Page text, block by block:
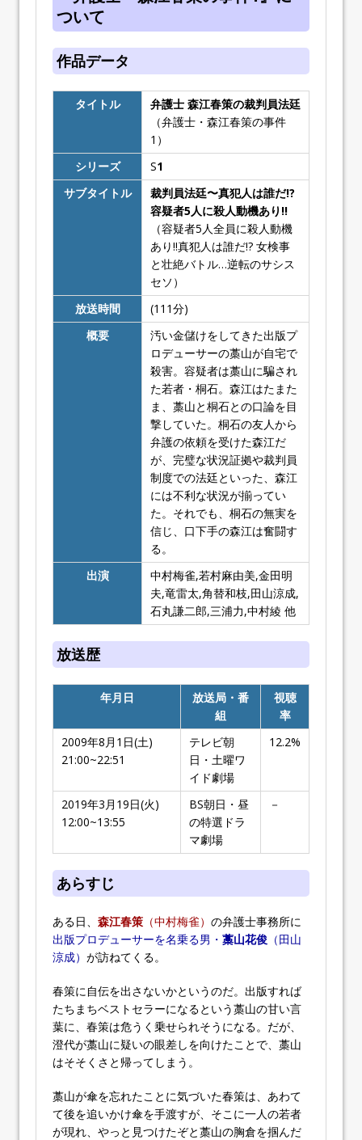
ついて
作品データ
タイトル
弁護士 森江春策の裁判員法廷
（弁護士・森江春策の事件
1）
シリーズ
S1
サブタイトル
裁判員法廷〜真犯人は誰だ!?
容疑者5人に殺人動機あり!!
（容疑者5人全員に殺人動機
あり!!真犯人は誰だ!? 女検事
と壮絶バトル…逆転のサシス
セソ）
放送時間
(111分)
概要
汚い金儲けをしてきた出版プ
ロデューサーの藁山が自宅で
殺害。容疑者は藁山に騙され
た若者・桐石。森江はたまた
ま、藁山と桐石との口論を目
撃していた。桐石の友人から
弁護の依頼を受けた森江だ
が、完璧な状況証拠や裁判員
制度での法廷といった、森江
には不利な状況が揃ってい
た。それでも、桐石の無実を
信じ、口下手の森江は奮闘す
る。
出演
中村梅雀,若村麻由美,金田明
夫,竜雷太,角替和枝,田山涼成,
石丸謙二郎,三浦力,中村綾 他
放送歴
年月日
放送局・番
組
視聴
率
2009年8月1日(土)
21:00~22:51
テレビ朝
日・土曜ワ
イド劇場
12.2%
2019年3月19日(火)
12:00~13:55
BS朝日・昼
の特選ドラ
マ劇場
－
あらすじ
ある日、 森江春策 （中村梅雀） の弁護士事務所に
出版プロデューサーを名乗る男・ 藁山花俊 （田山
涼成） が訪ねてくる。
春策に自伝を出さないかというのだ。出版すれば
たちまちベストセラーになるという藁山の甘い言
葉に、春策は危うく乗せられそうになる。だが、
澄代が藁山に疑いの眼差しを向けたことで、藁山
はそそくさと帰ってしまう。
藁山が傘を忘れたことに気づいた春策は、あわて
て後を追いかけ傘を手渡すが、そこに一人の若者
が現れ、やっと見つけたぞと藁山の胸倉を掴んだ